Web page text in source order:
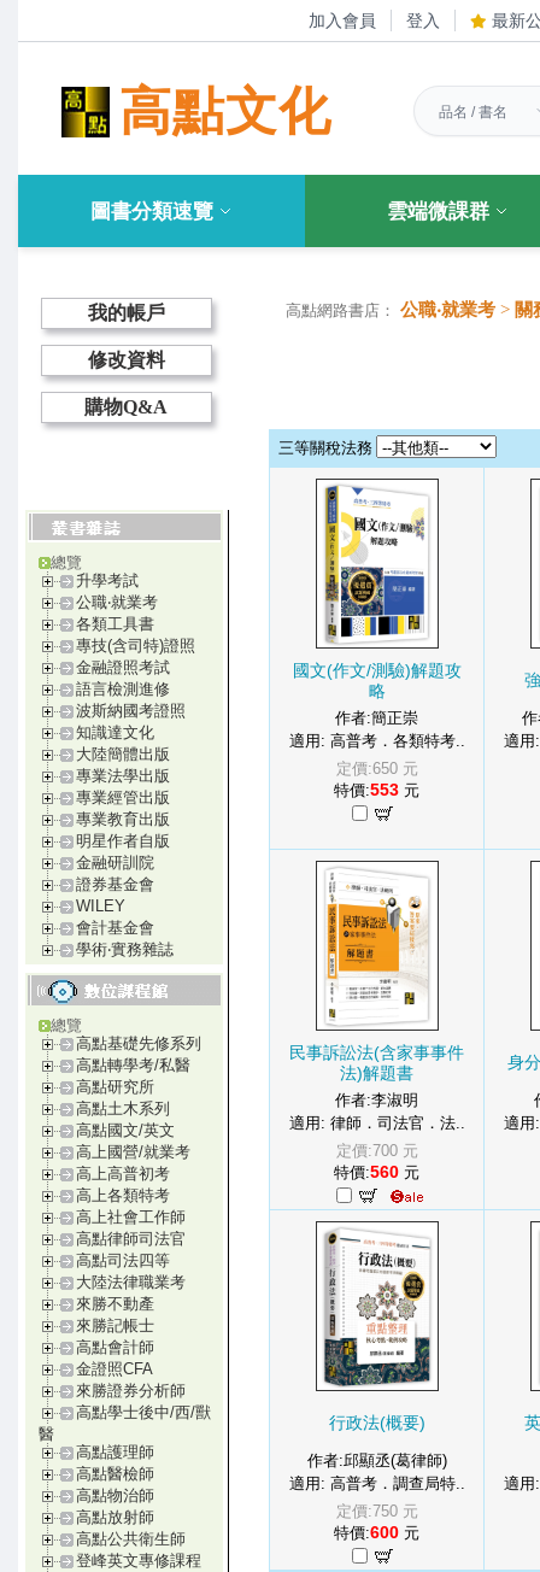
加入會員 登入 最新
高點文化
圖書分類速覽 雲端微課群
我的帳戶
修改資料
購物Q&A
總覽
升學考試
公職‧就業考
各類工具書
專技(含司特)證照
金融證照考試
語言檢測進修
波斯納國考證照
知識達文化
大陸簡體出版
專業法學出版
專業經管出版
專業教育出版
明星作者自版
金融研訓院
證券基金會
WILEY
會計基金會
學術‧實務雜誌
總覽
高點基礎先修系列
高點轉學考/私醫
高點研究所
高點土木系列
高點國文/英文
高上國營/就業考
高上高普初考
高上各類特考
高上社會工作師
高點律師司法官
高點司法四等
大陸法律職業考
來勝不動產
來勝記帳士
高點會計師
金證照CFA
來勝證券分析師
高點學士後中/西/獸
醫
高點護理師
高點醫檢師
高點物治師
高點放射師
高點公共衛生師
登峰英文專修課程
高點網路書店： 公職‧就業考 > 關
三等關稅法務
國文(作文/測驗)解題攻
略
作者:簡正崇
適用: 高普考．各類特考..
定價:650 元
特價:553 元
適用
民事訴訟法(含家事事件
法)解題書
作者:李淑明
適用: 律師．司法官．法..
定價:700 元
特價:560 元
身
適用
行政法(概要)
作者:邱顯丞(葛律師)
適用: 高普考．調查局特..
定價:750 元
特價:600 元
適用